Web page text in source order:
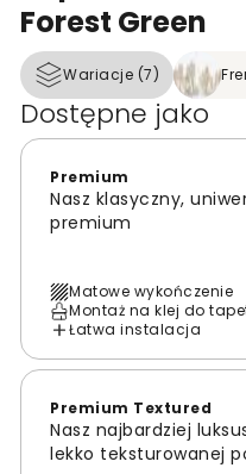
Forest Green
Wariacje (7)
Dostępne jako
Premium
Nasz klasyczny,
premium
Matowe wykończenie
Montaż na klej do
Łatwa instalacja
Premium Textured
Nasz najbardziej
lekko teksturowanej